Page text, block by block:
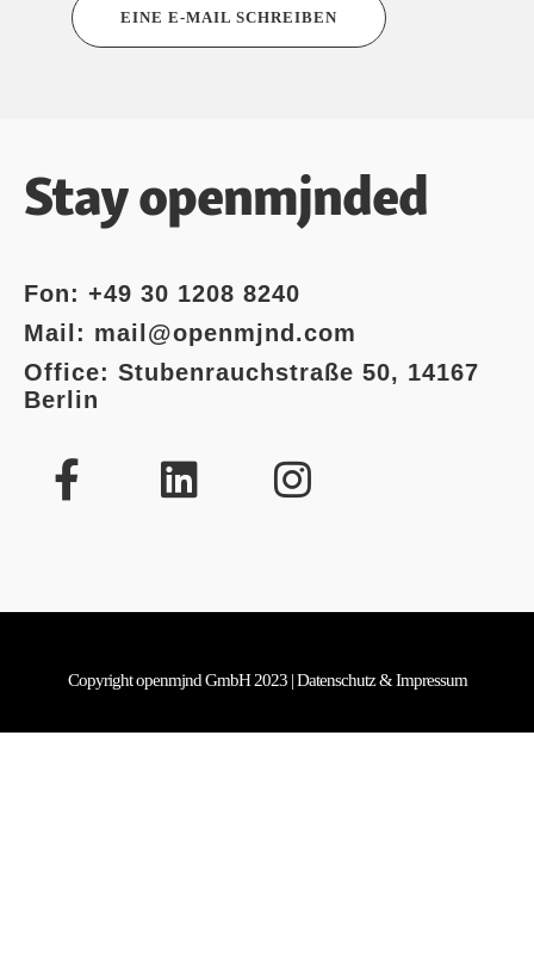
EINE E-MAIL SCHREIBEN
Stay openmjnded
Fon: +49 30 1208 8240
Mail: mail@openmjnd.com
Office: Stubenrauchstraße 50, 14167
Berlin
Copyright openmjnd GmbH 2023 | Datenschutz & Impressum